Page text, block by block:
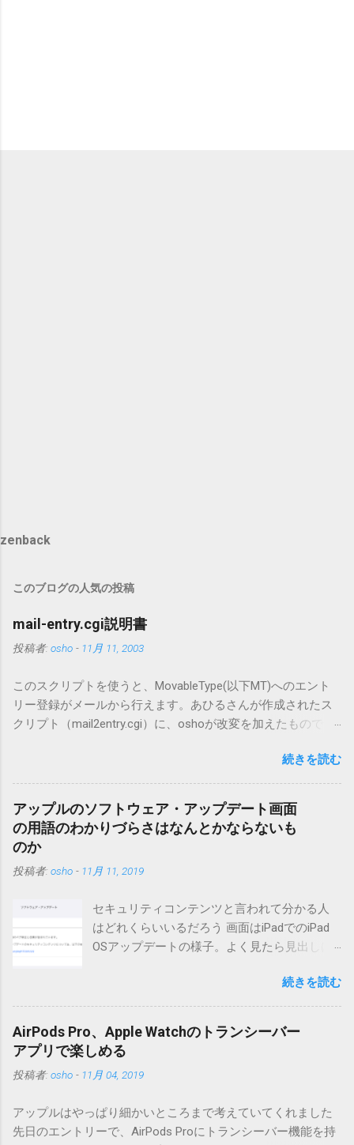
zenback
このブログの人気の投稿
mail-entry.cgi説明書
投稿者: osho - 11月 11, 2003
このスクリプトを使うと、MovableType(以下MT)へのエント
リー登録がメールから行えます。あひるさんが作成されたス
クリプト（mail2entry.cgi）に、oshoが改変を加えたもので
ーも出来ます。 バージョン0.5.3以降の動作確認はMT3.11で行
っています。0.5.2まではMT2.661で確認していました。0.5.3以
降もたぶん動くと思います。 現在のバージョンは0.5.3です。
（2004/12/4リリース）※0.6.3を公開しています。まだ心配な
点が多いため、こちらにはリンクしていません。安定を求め
る方は0.5.3を、新版の機能が必要な方は0.6.3をご利用くださ
い。 こちら からどうぞ。 0.3.6までのバージョンに、エント
版へのアップデートを強くお勧めしてます。 mail-entry.zipを
ダウンロードするにはここをクリックしてください。
（Windowsから解凍したフォルダを見ると「_MACOSX」とい
りませんので無視してください。MacOS XでZIP圧縮している
ため、Mac独自のファイル情報が含まれてしまうようで
す。） Ver.0.3.0以降用の差分ファイルはこちら 。ZIP圧縮して
まとめてあります。いまのバージョン番号と同じバージョン
合は一つずつ順に適用していく必要があります。0.5.0以降
ません。改造してる方向けに、バージョンアップポイントを
お知らせするのが主な目的となっています。 まずはどんなふ
続きを読む
アップルのソフトウェア・アップデート画面
の用語のわかりづらさはなんとかならないも
のか
投稿者: osho - 11月 11, 2019
セキュリティコンテンツと言われて分かる人
はどれくらいいるだろう 画面はiPadでのiPad
OSアップデートの様子。よく見たら見出しは
の名前としてはいまだにiOSのままとか、そん
な理由じゃないでしょうね。 それは混乱のも
ア・アップデートのセキュリティコンテンツ
については、以下のWebサイトをご覧くださ
い」の部分。 セキュリティコンテンツ…？ こ
す。人によってはここで悩んだ結果、アップ
デートをしない人も出てきそうですよ。アッ
続きを読む
AirPods Pro、Apple Watchのトランシーバー
アプリで楽しめる
投稿者: osho - 11月 04, 2019
アップルはやっぱり細かいところまで考えていてくれました
先日のエントリーで、AirPods Proにトランシーバー機能を持